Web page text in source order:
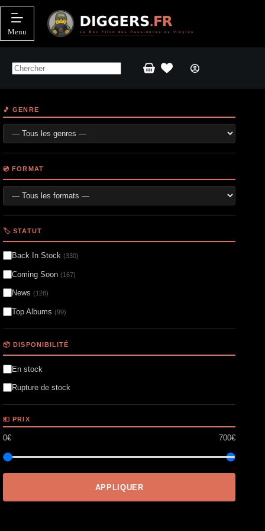
Passer
contenu
Menu
Panier
🎵 GENRE
💿 FORMAT
🏷️ STATUT
Back In Stock (330)
Coming Soon (167)
News (128)
Top Albums (99)
📦 DISPONIBILITÉ
En stock
Rupture de stock
💶 PRIX
0€ 700€
APPLIQUER